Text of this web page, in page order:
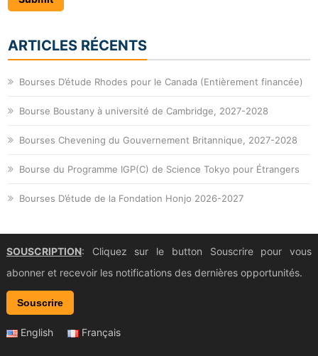
ARTICLES RÉCENTS
Bourses D’étude Rhodes pour le Canada (Entièrement financée)
Bourse Boustany à université de Cambridge, 2027-2028
Bourses Chevening du Gouvernement Britannique, 2027-2028
Bourse du Programme IGP(C) de Science Tokyo pour Étrangers
Bourses D’étude de la Fondation Honjo 2026-2027
SOUSCRIPTION: Cliquez sur le button Souscrire pour vous
abonner et recevoir les notifications des dernières opportunités.
Souscrire
English Français